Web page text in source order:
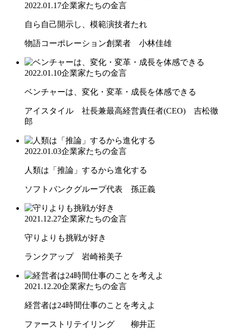
2022.01.17企業家たちの金言
自ら自己開示し、模範演技者たれ
物語コーポレーション創業者 小林佳雄
2022.01.10企業家たちの金言
ベンチャーは、変化・変革・成長を体感できる
アイスタイル 社長兼最高経営責任者(CEO) 吉松徹
郎
2022.01.03企業家たちの金言
人類は「推論」するから進化する
ソフトバンクグループ代表 孫正義
2021.12.27企業家たちの金言
守りよりも挑戦が好き
ランクアップ 岩崎裕美子
2021.12.20企業家たちの金言
経営者は24時間仕事のことを考えよ
ファーストリテイリング 柳井正